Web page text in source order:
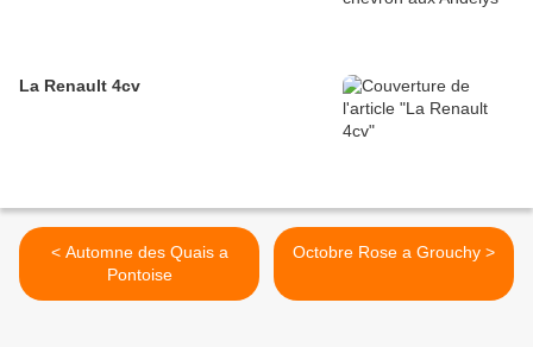
La Renault 4cv
< Automne des Quais a
Pontoise
Octobre Rose a Grouchy >